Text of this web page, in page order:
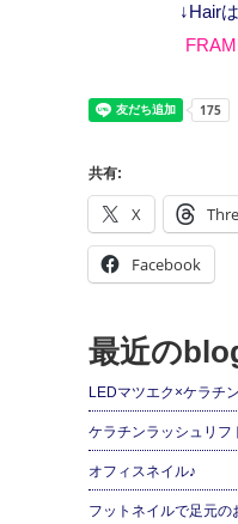
↓Hair
共有:
X
Facebook
最近の
LEDマツエク×ケラチ
ケラチンラッシュリフ
オフィスネイル♪
フットネイルで足元